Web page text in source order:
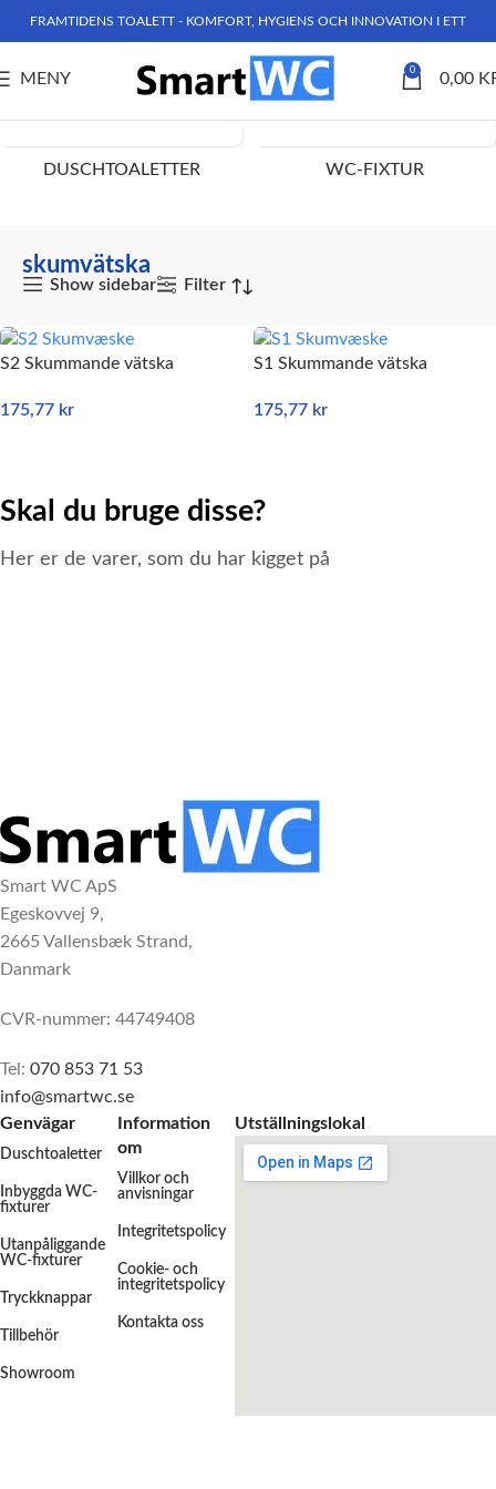
FRAMTIDENS TOALETT - KOMFORT, HYGIENS OCH INNOVATION I ETT
MENY 0 0,00
Produkter märkta ”skumvätska”
DUSCHTOALETTER WC-FIXTUR
skumvätska
Show sidebar Filter
S2 Skummande vätska
175,77 kr
S1 Skummande vätska
175,77 kr
Skal du bruge disse?
Her er de varer, som du har kigget på
Smart WC ApS
Egeskovvej 9,
2665 Vallensbæk Strand,
Danmark
CVR-nummer: 44749408
Tel: 070 853 71 53
info@smartwc.se
Genvägar
Duschtoaletter
Inbyggda WC-
fixturer
Utanpåliggande
WC-fixturer
Tryckknappar
Tillbehör
Showroom
Information
om
Villkor och
anvisningar
Integritetspolicy
Cookie- och
integritetspolicy
Kontakta oss
Utställningslokal